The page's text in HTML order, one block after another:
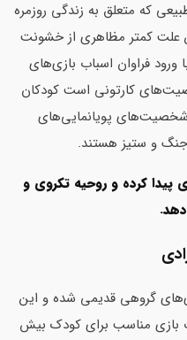
که متعلق به زندگی روزمره
علت کمتر مظاهری از خشونت
فراوان اسباب بازی‌های
کارتونی است کودکان
شخصیت‌های پویانمایی‌های
و ستیز هستند.
پیدا کرده و روحیه تکروی و
گروهی قدیمی شده و این
مناسب برای کودک بیش